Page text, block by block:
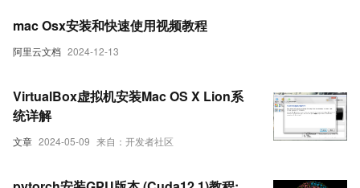
阿里云文档 2024-12-13
mac Osx安装和快速使用视频教程
文章 2024-05-09 来自：开发者社区
VirtualBox虚拟机安装Mac OS X Lion系
统详解